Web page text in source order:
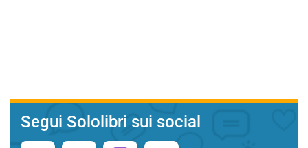
Segui Sololibri sui social